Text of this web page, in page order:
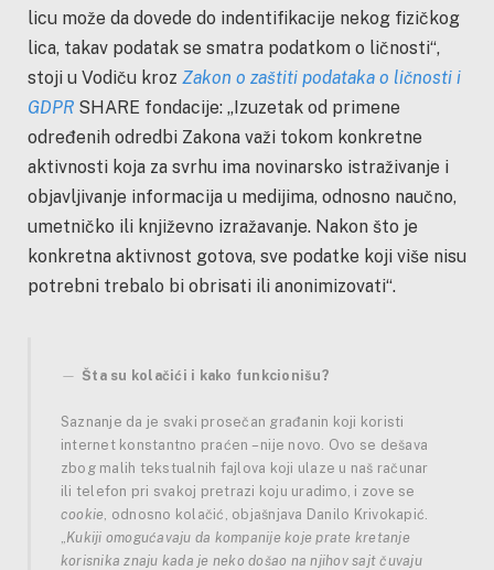
licu može da dovede do indentifikacije nekog fizičkog
lica, takav podatak se smatra podatkom o ličnosti“,
stoji u Vodiču kroz Zakon o zaštiti podataka o ličnosti i
GDPR SHARE fondacije: „Izuzetak od primene
određenih odredbi Zakona važi tokom konkretne
aktivnosti koja za svrhu ima novinarsko istraživanje i
objavljivanje informacija u medijima, odnosno naučno,
umetničko ili književno izražavanje. Nakon što je
konkretna aktivnost gotova, sve podatke koji više nisu
potrebni trebalo bi obrisati ili anonimizovati“.
Šta su kolačići i kako funkcionišu?
Saznanje da je svaki prosečan građanin koji koristi
internet konstantno praćen – nije novo. Ovo se dešava
zbog malih tekstualnih fajlova koji ulaze u naš računar
ili telefon pri svakoj pretrazi koju uradimo, i zove se
cookie , odnosno kolačić, objašnjava Danilo Krivokapić.
Kukiji omogućavaju da kompanije koje prate kretanje
korisnika znaju kada je neko došao na njihov sajt čuvaju